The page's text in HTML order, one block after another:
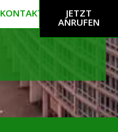
KONTAKTFORMULAR
JETZT
ANRUFEN